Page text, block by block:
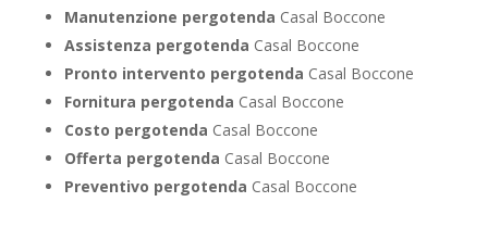
Manutenzione pergotenda Casal Boccone
Assistenza pergotenda Casal Boccone
Pronto intervento pergotenda Casal Boccone
Fornitura pergotenda Casal Boccone
Costo pergotenda Casal Boccone
Offerta pergotenda Casal Boccone
Preventivo pergotenda Casal Boccone